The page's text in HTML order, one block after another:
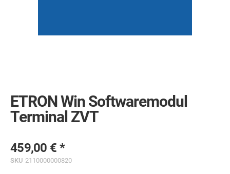
beginning
of
the
ETRON Win Softwaremodul
Terminal ZVT
459,00 €
SKU 2110000000820